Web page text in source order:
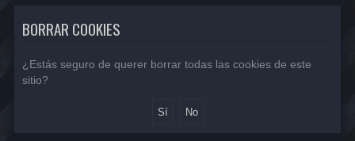
BORRAR COOKIES
¿Estás seguro de querer borrar todas las cookies de este
sitio?